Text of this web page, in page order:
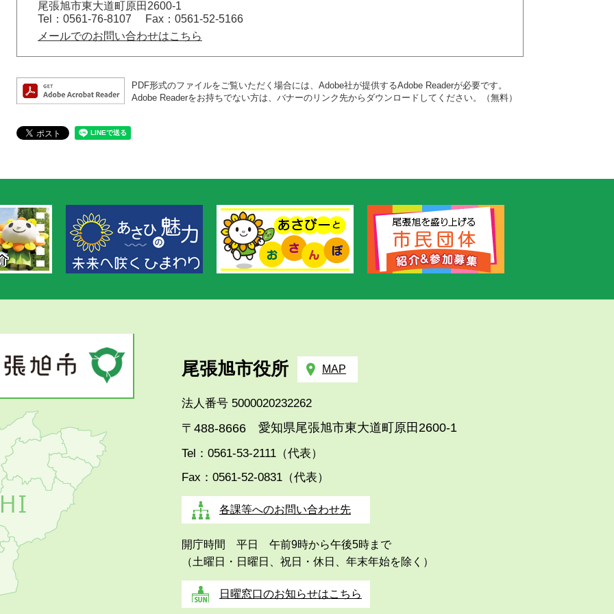
尾張旭市東大道町原田2600-1
Tel：0561-76-8107
Fax：0561-52-5166
メールでのお問い合わせはこちら
PDF形式のファイルをご覧いただく場合には、Adobe社が提供するAdobe Readerが必要です。
Adobe Readerをお持ちでない方は、バナーのリンク先からダウンロードしてください。（無料）
尾張旭市役所 MAP
法人番号 5000020232262
〒488-8666 愛知県尾張旭市東大道町原田2600-1
Tel：0561-53-2111（代表）
Fax：0561-52-0831（代表）
各課等へのお問い合わせ先
開庁時間 平日 午前9時から午後5時まで
（土曜日・日曜日、祝日・休日、年末年始を除く）
日曜窓口のお知らせはこちら